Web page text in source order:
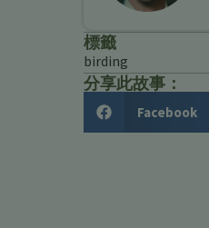
標籤
birding
分享此故事：
Facebook